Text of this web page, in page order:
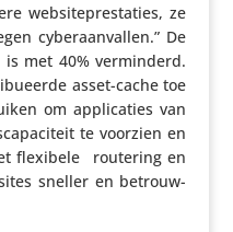
websi­te­pres­ta­ties, ze
cyber­aan­vallen.” De
is met 40% vermin­derd.
asset-cache toe
om appli­ca­ties van
te voorzien en
flexibele routering en
sneller en betrouw­